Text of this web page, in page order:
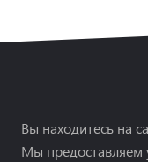
Вы находитесь на
Мы предоставляем